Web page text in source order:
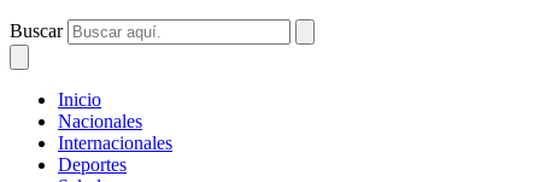
Buscar
Inicio
Nacionales
Internacionales
Deportes